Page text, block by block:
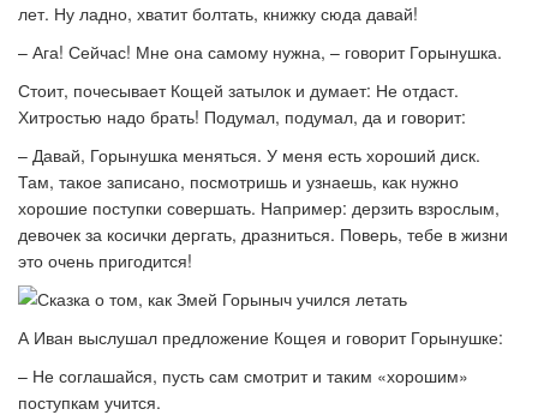
лет. Ну ладно, хватит болтать, книжку сюда давай!
– Ага! Сейчас! Мне она самому нужна, – говорит Горынушка.
Стоит, почесывает Кощей затылок и думает: Не отдаст.
Хитростью надо брать! Подумал, подумал, да и говорит:
– Давай, Горынушка меняться. У меня есть хороший диск.
Там, такое записано, посмотришь и узнаешь, как нужно
хорошие поступки совершать. Например: дерзить взрослым,
девочек за косички дергать, дразниться. Поверь, тебе в жизни
это очень пригодится!
А Иван выслушал предложение Кощея и говорит Горынушке:
– Не соглашайся, пусть сам смотрит и таким «хорошим»
поступкам учится.